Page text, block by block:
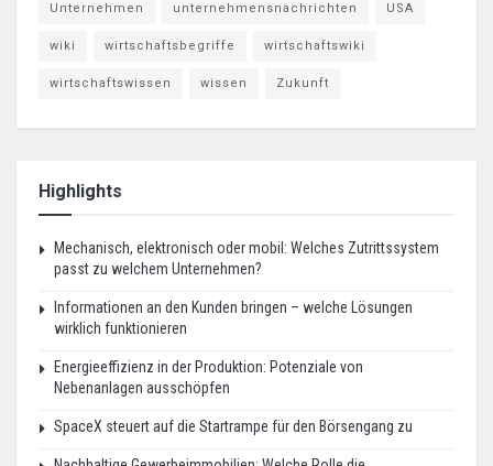
Unternehmen unternehmensnachrichten USA
wiki wirtschaftsbegriffe wirtschaftswiki
wirtschaftswissen wissen Zukunft
Highlights
Mechanisch, elektronisch oder mobil: Welches Zutrittssystem
passt zu welchem Unternehmen?
Informationen an den Kunden bringen – welche Lösungen
wirklich funktionieren
Energieeffizienz in der Produktion: Potenziale von
Nebenanlagen ausschöpfen
SpaceX steuert auf die Startrampe für den Börsengang zu